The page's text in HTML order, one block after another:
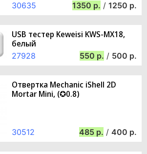
30635 1350 / 1250
USB тестер Keweisi KWS-MX18,
белый
27928 550 / 500
Отвертка Mechanic iShell 2D
Mortar Mini, (✪0.8)
30512 485 / 400